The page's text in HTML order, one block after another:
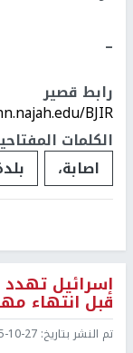
ــ
رابط قصير
BJIR/
الكلمات
اصابة،
إسرائيل
قبل انتهاء
تم النشر بتاريخ: 27 14:37